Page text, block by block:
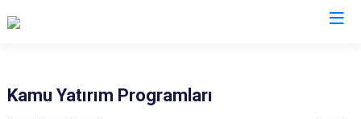
Kamu Yatırım Programları